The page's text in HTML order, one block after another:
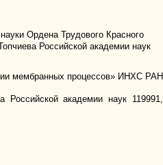
Ордена Трудового Красного
Российской академии наук
мембранных процессов» ИНХС РАН
Российской академии наук 119991,